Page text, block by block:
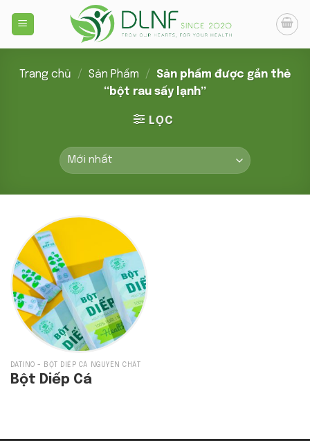
Trang chủ / Sản Phẩm /
Sản phẩm được gắn thẻ
“bột rau sấy lạnh”
LỌC
DATINO - BỘT DIẾP CÁ NGUYÊN CHẤT
Bột Diếp Cá